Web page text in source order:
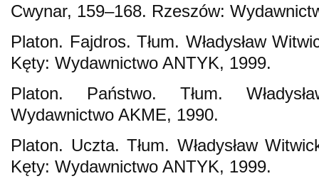
Cwynar, 159–168. Rzeszów:
Platon. Fajdros. Tłum. Władysław
Kęty: Wydawnictwo ANTYK, 1999.
Platon. Państwo. Tłum.
Wydawnictwo AKME, 1990.
Platon. Uczta. Tłum. Władysław
Kęty: Wydawnictwo ANTYK, 1999.